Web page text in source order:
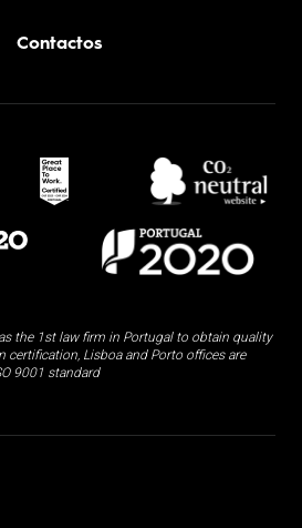
Contactos
the 1st law firm in Portugal to obtain quality
certification, Lisboa and Porto offices are
9001 standard